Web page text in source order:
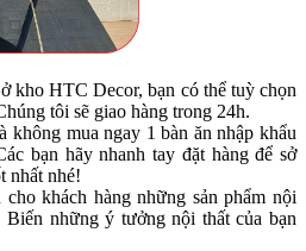
kho HTC Decor, bạn có thể tuỳ chọn
tôi sẽ giao hàng trong 24h.
không mua ngay 1 bàn ăn nhập khẩu
bạn hãy nhanh tay đặt hàng để sở
nhất nhé!
khách hàng những sản phẩm nội
những ý tưởng nội thất của bạn